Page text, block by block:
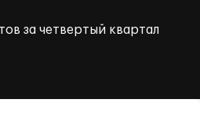
за четвертый квартал